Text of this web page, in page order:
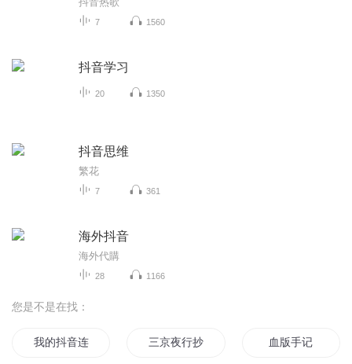
7 1560
抖音学习
20 1350
抖音思维
繁花
7 361
海外抖音
海外代購
28 1166
您是不是在找：
我的抖音连三界 三京夜行抄 血版手记